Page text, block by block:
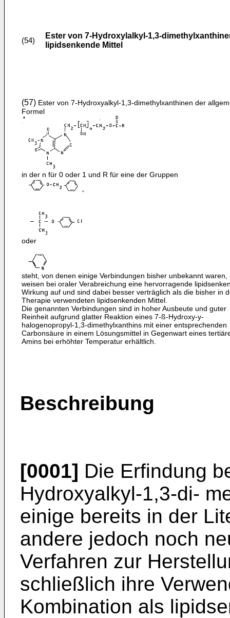
(54)
Ester von 7-Hydroxylalkyl-1,3-
lipidsenkende Mittel
(57) Ester von 7-Hydroxyalkyl-1,3-dimethylxanthinen der
Formel
in der n für 0 oder 1 und R für eine der Gruppen
oder
steht, von denen einige Verbindungen bisher unbekannt waren,
weisen bei oraler Verabreichung eine hervorragende
Wirkung auf und sind dabei besser verträglich als die bisher in
Therapie verwendeten lipidsenkenden Mittel.
Die genannten Verbindungen sind in hoher Ausbeute und guter
Reinheit aufgrund glatter Reaktion eines 7-ß-Hydroxy-y-
halogenopropyl-1,3-dimethylxanthins mit einer entsprechenden
Carbonsäure in einem Lösungsmittel in Gegenwart eines
Amins bei erhöhter Temperatur erhältlich.
Beschreibung
[0001] Die Erfindung
Hydroxyalkyl-1,3-di-
einige bereits in der
andere jedoch noch
Verfahren zur
schließlich ihre
Kombination als